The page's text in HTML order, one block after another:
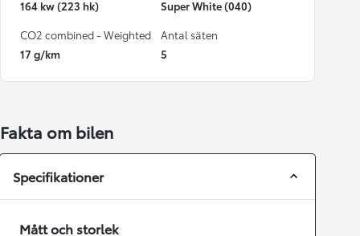
164 kw (223 hk)
Super White (040)
CO2 combined - Weighted
17 g/km
Antal säten
5
Fakta om bilen
Specifikationer
Mått och storlek